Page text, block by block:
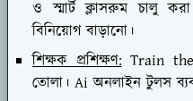
ও স্মার্ট ক্লাসরুম চালু
বিনিয়োগ বাড়ানো।
শিক্ষক প্রশিক্ষণ:Train the
তোলা। Ai অনলাইন টুলস